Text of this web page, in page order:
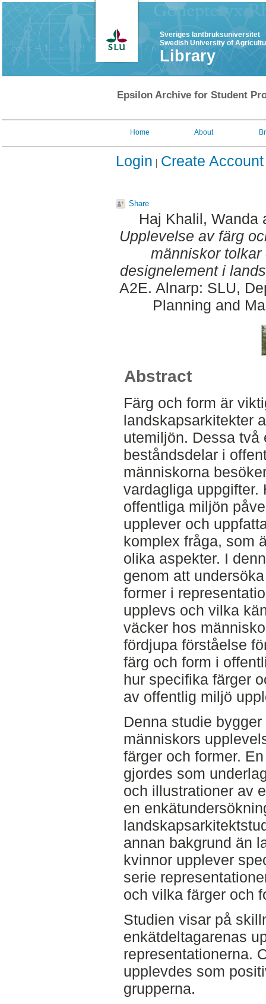
Sveriges lantbruksuniversitet
Swedish University of
Library
Epsilon Archive for Student
Home About
Login Create Account
Share
Haj Khalil, Wanda
Upplevelse av färg
människor
designelement i
A2E. Alnarp: SLU,
Planning and
Abstract
Färg och form är
landskapsarkitekter
utemiljön. Dessa två
beståndsdelar i
människorna
vardagliga uppgifter.
offentliga miljön
upplever och
komplex fråga, som
olika aspekter. I
genom att
former i
upplevs och vilka
väcker hos
fördjupa förståelse
färg och form i
hur specifika färger
av offentlig miljö
Denna studie
människors
färger och former.
gjordes som
och illustrationer av
en
annan bakgrund än
kvinnor upplever
serie
och vilka färger och
Studien visar på
enkätdeltagarenas
representationerna.
upplevdes som
grupperna.